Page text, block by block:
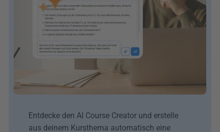
Entdecke den AI Course Creator und erstelle
aus deinem Kursthema automatisch eine